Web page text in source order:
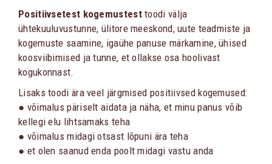
Positiivsetest kogemustesttoodi välja
ühtekuuluvustunne, ülitore meeskond, uute teadmiste ja
kogemuste saamine, igaühe panuse märkamine, ühised
koosviibimised ja tunne, et ollakse osa hoolivast
kogukonnast.
Lisaks toodi ära veel järgmised positiivsed kogemused:
● võimalus päriselt aidata ja näha, et minu panus võib
kellegi elu lihtsamaks teha
● võimalus midagi otsast lõpuni ära teha
● et olen saanud enda poolt midagi vastu anda